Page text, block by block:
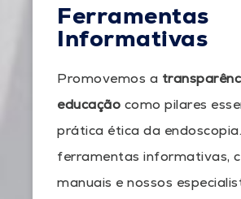
Ferramentas
Informativas
Promovemos a
educação como pilares
prática ética da
ferramentas informativas,
manuais e nossos